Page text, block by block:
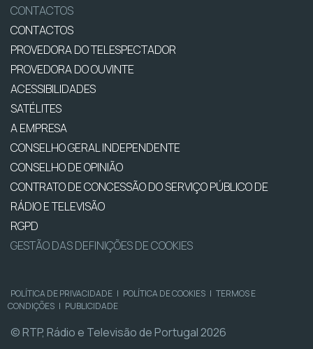
CONTACTOS
CONTACTOS
PROVEDORA DO TELESPECTADOR
PROVEDORA DO OUVINTE
ACESSIBILIDADES
SATÉLITES
A EMPRESA
CONSELHO GERAL INDEPENDENTE
CONSELHO DE OPINIÃO
CONTRATO DE CONCESSÃO DO SERVIÇO PÚBLICO DE
RÁDIO E TELEVISÃO
RGPD
GESTÃO DAS DEFINIÇÕES DE COOKIES
POLÍTICA DE PRIVACIDADE | POLÍTICA DE COOKIES | TERMOS E
CONDIÇÕES | PUBLICIDADE
© RTP, Rádio e Televisão de Portugal 2026